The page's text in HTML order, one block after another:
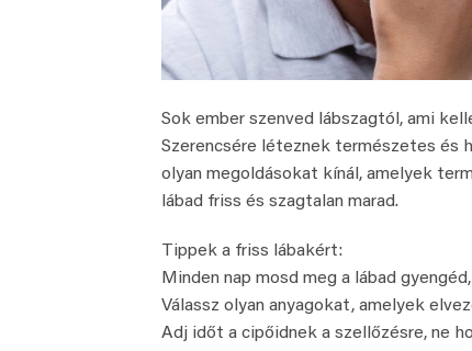
Sok ember szenved lábszagtól, ami
Szerencsére léteznek természetes és
olyan megoldásokat kínál, amelyek
lábad friss és szagtalan marad.
Tippek a friss lábakért:
Minden nap mosd meg a lábad
Válassz olyan anyagokat, amelyek
Adj időt a cipőidnek a szellőzésre, ne